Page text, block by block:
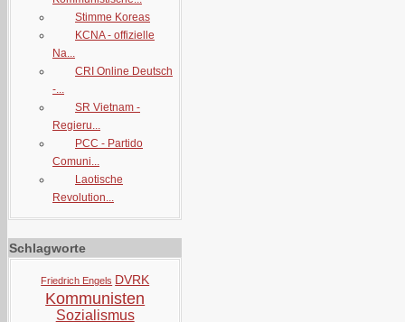
Stimme Koreas
KCNA - offizielle
Na...
CRI Online Deutsch
-...
SR Vietnam -
Regieru...
PCC - Partido
Comuni...
Laotische
Revolution...
Schlagworte
Friedrich Engels DVRK
Kommunisten
Sozialismus